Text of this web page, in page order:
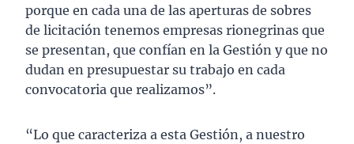
porque en cada una de las aperturas de sobres
de licitación tenemos empresas rionegrinas que
se presentan, que confían en la Gestión y que no
dudan en presupuestar su trabajo en cada
convocatoria que realizamos”.
“Lo que caracteriza a esta Gestión, a nuestro